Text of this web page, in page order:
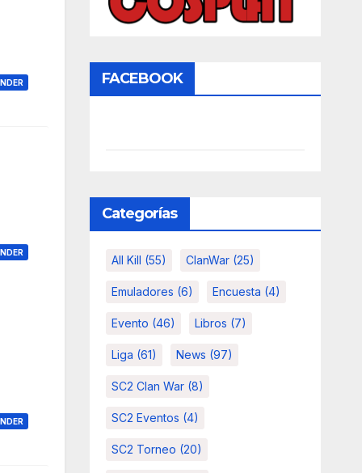
FACEBOOK
Categorías
All Kill (55) ClanWar(25)
Emuladores (6) Encuesta (4)
Evento (46) Libros (7)
Liga (61) News (97)
SC2 Clan War(8)
SC2 Eventos (4)
SC2 Torneo (20)